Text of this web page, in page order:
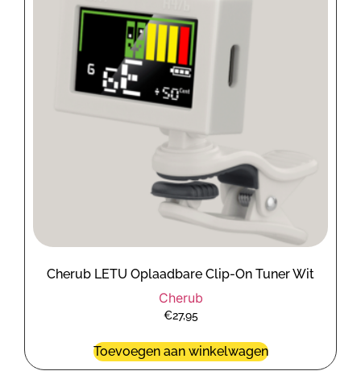
Cherub LETU Oplaadbare Clip-On Tuner Wit
Cherub
€27,95
Toevoegen aan winkelwagen